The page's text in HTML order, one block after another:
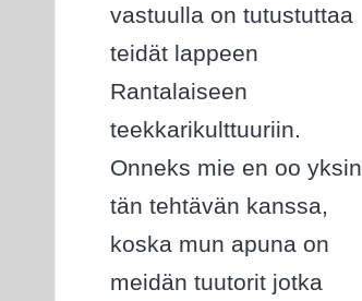
vastuulla on tutustuttaa
teidät lappeen
Rantalaiseen
teekkarikulttuuriin.
Onneks mie en oo yksin
tän tehtävän kanssa,
koska mun apuna on
meidän tuutorit jotka